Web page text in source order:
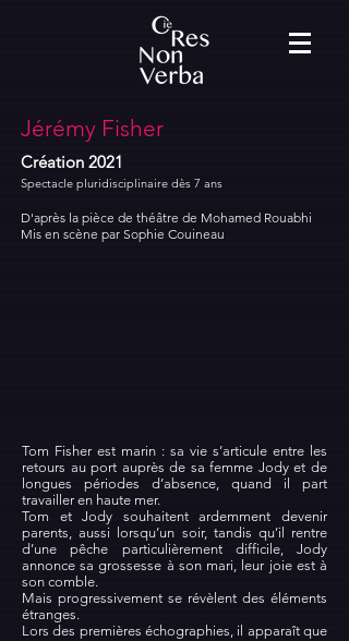
Jérémy Fisher
Création 2021
D'après la pièce de théâtre de Mohamed Rouabhi
Mis en scène par Sophie Couineau
Spectacle pluridisciplinaire dès 7 ans
Tom Fisher est marin : sa vie s’articule entre les
retours au port auprès de sa femme Jody et de
longues périodes d’absence, quand il part
travailler en haute mer.
Tom et Jody souhaitent ardemment devenir
parents, aussi lorsqu’un soir, tandis qu’il rentre
d’une pêche particulièrement difficile, Jody
annonce sa grossesse à son mari, leur joie est à
son comble.
Mais progressivement se révèlent des éléments
étranges.
Lors des premières échographies, il apparaît que